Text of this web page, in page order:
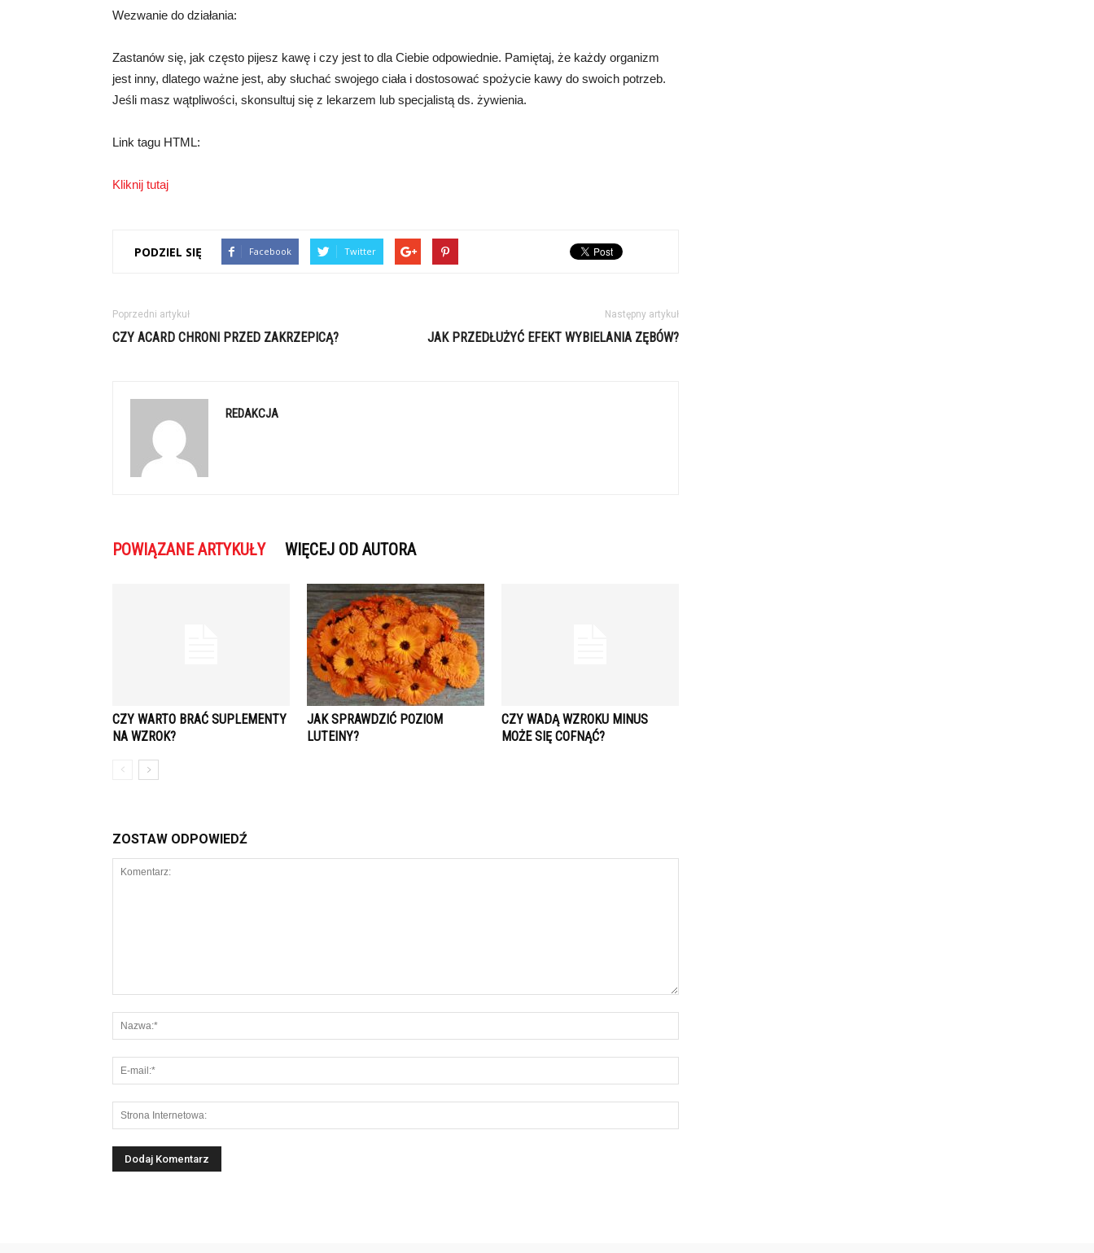
Wezwanie do działania:
Zastanów się, jak często pijesz kawę i czy jest to dla Ciebie odpowiednie. Pamiętaj, że każdy organizm
jest inny, dlatego ważne jest, aby słuchać swojego ciała i dostosować spożycie kawy do swoich potrzeb.
Jeśli masz wątpliwości, skonsultuj się z lekarzem lub specjalistą ds. żywienia.
Link tagu HTML:
Kliknij tutaj
PODZIEL SIĘ Facebook Twitter
Poprzedni artykuł
CZY ACARD CHRONI PRZED ZAKRZEPICĄ?
Następny artykuł
JAK PRZEDŁUŻYĆ EFEKT WYBIELANIA ZĘBÓW?
REDAKCJA
POWIĄZANE ARTYKUŁY WIĘCEJ OD AUTORA
CZY WARTO BRAĆ SUPLEMENTY
NA WZROK?
JAK SPRAWDZIĆ POZIOM
LUTEINY?
CZY WADĄ WZROKU MINUS
MOŻE SIĘ COFNĄĆ?
ZOSTAW ODPOWIEDŹ